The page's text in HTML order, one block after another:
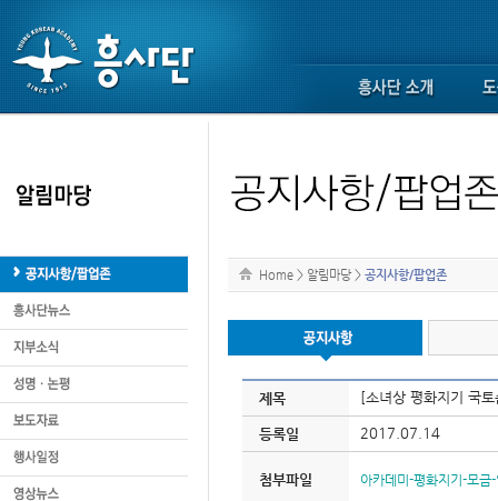
Home > 알림마당 > 공지사항/팝업존
제목 [소녀상 평화지기 국
등록일 2017.07.14
첨부파일 아카데미-평화지기-모금